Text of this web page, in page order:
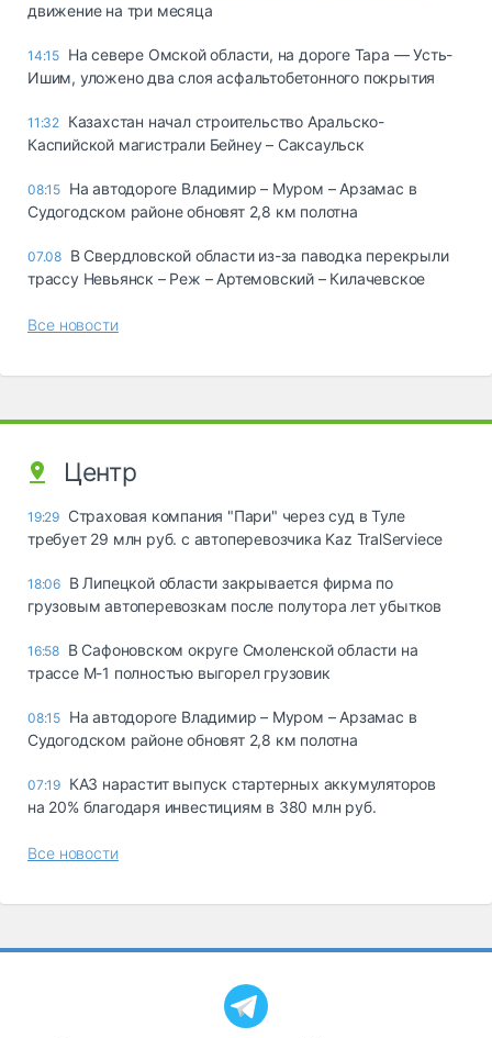
движение на три месяца
14:15 На севере Омской области, на дороге Тара — Усть-
Ишим, уложено два слоя асфальтобетонного покрытия
11:32 Казахстан начал строительство Аральско-
Каспийской магистрали Бейнеу – Саксаульск
08:15 На автодороге Владимир – Муром – Арзамас в
Судогодском районе обновят 2,8 км полотна
07.08 В Свердловской области из-за паводка перекрыли
трассу Невьянск – Реж – Артемовский – Килачевское
Все новости
Центр
19:29 Страховая компания "Пари" через суд в Туле
требует 29 млн руб. с автоперевозчика Kaz TralServiece
18:06 В Липецкой области закрывается фирма по
грузовым автоперевозкам после полутора лет убытков
16:58 В Сафоновском округе Смоленской области на
трассе М-1 полностью выгорел грузовик
08:15 На автодороге Владимир – Муром – Арзамас в
Судогодском районе обновят 2,8 км полотна
07:19 КАЗ нарастит выпуск стартерных аккумуляторов
на 20% благодаря инвестициям в 380 млн руб.
Все новости